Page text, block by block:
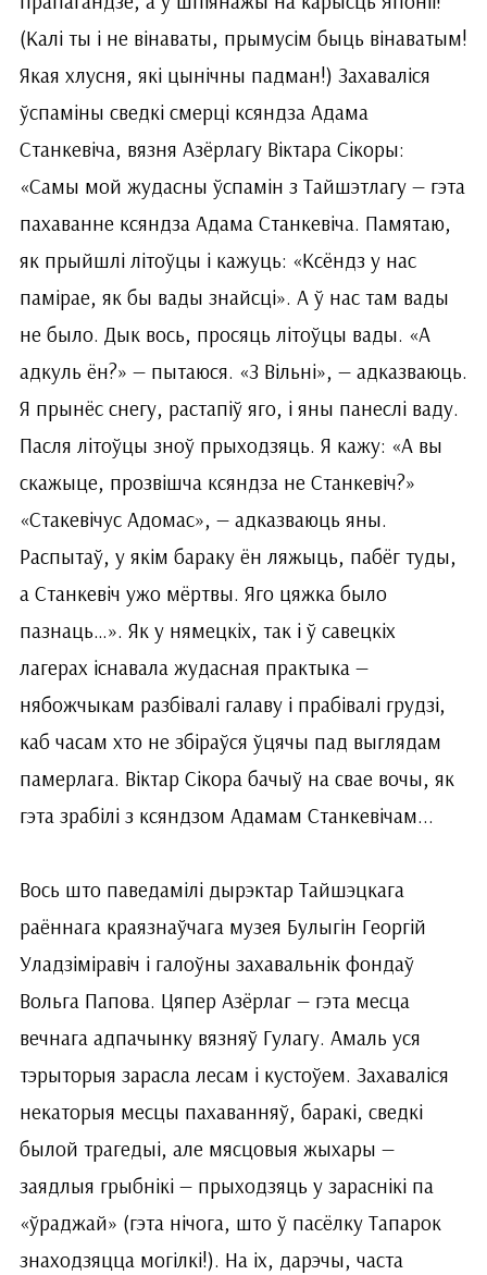
(Калі ты і не вінаваты, прымусім быць вінаватым!
Якая хлусня, які цынічны падман!) Захаваліся
ўспаміны сведкі смерці ксяндза Адама
Станкевіча, вязня Азёрлагу Віктара Сікоры:
«Самы мой жудасны ўспамін з Тайшэтлагу — гэта
пахаванне ксяндза Адама Станкевіча. Памятаю,
як прыйшлі літоўцы і кажуць: «Ксёндз у нас
памірае, як бы вады знайсці». А ў нас там вады
не было. Дык вось, просяць літоўцы вады. «А
адкуль ён?» — пытаюся. «З Вільні», — адказваюць.
Я прынёс снегу, растапіў яго, і яны панеслі ваду.
Пасля літоўцы зноў прыходзяць. Я кажу: «А вы
скажыце, прозвішча ксяндза не Станкевіч?»
«Стакевічус Адомас», — адказваюць яны.
Распытаў, у якім бараку ён ляжыць, пабёг туды,
а Станкевіч ужо мёртвы. Яго цяжка было
пазнаць…». Як у нямецкіх, так і ў савецкіх
лагерах існавала жудасная практыка —
нябожчыкам разбівалі галаву і прабівалі грудзі,
каб часам хто не збіраўся ўцячы пад выглядам
памерлага. Віктар Сікора бачыў на свае вочы, як
гэта зрабілі з ксяндзом Адамам Станкевічам...
Вось што паведамілі дырэктар Тайшэцкага
раённага краязнаўчага музея Булыгін Георгій
Уладзіміравіч і галоўны захавальнік фондаў
Вольга Папова. Цяпер Азёрлаг — гэта месца
вечнага адпачынку вязняў Гулагу. Амаль уся
тэрыторыя зарасла лесам і кустоўем. Захаваліся
некаторыя месцы пахаванняў, баракі, сведкі
былой трагедыі, але мясцовыя жыхары —
заядлыя грыбнікі — прыходзяць у зараснікі па
«ўраджай» (гэта нічога, што ў пасёлку Тапарок
знаходзяцца могілкі!). На іх, дарэчы, часта